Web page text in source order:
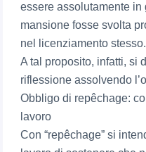
essere assolutamente
mansione fosse svolta
nel licenziamento stesso.
A tal proposito, infatti, si
riflessione assolvendo
Obbligo di repêchage:
lavoro
Con “repêchage” si